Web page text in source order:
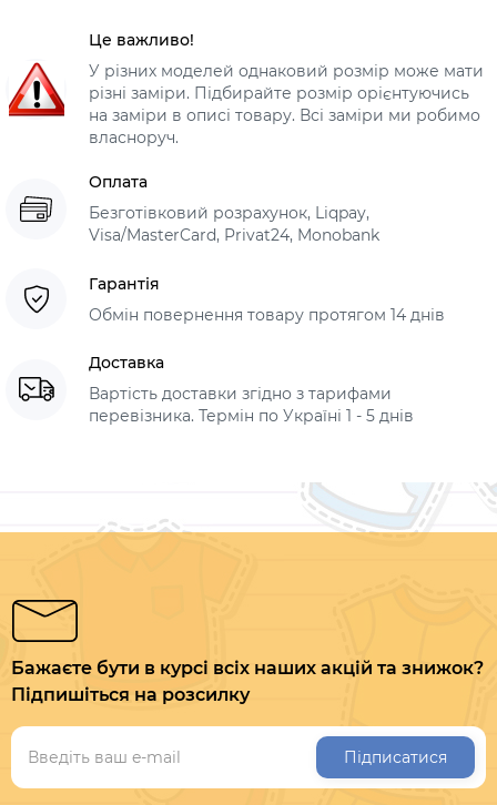
Це важливо!
У різних моделей однаковий розмір може мати
різні заміри. Підбирайте розмір орієнтуючись
на заміри в описі товару. Всі заміри ми робимо
власноруч.
Оплата
Безготівковий розрахунок, Liqpay,
Visa/MasterCard, Privat24, Monobank
Гарантія
Обмін повернення товару протягом 14 днів
Доставка
Вартість доставки згідно з тарифами
перевізника. Термін по Україні 1 - 5 днів
Бажаєте бути в курсі всіх наших акцій та знижок?
Підпишіться на розсилку
Підписатися